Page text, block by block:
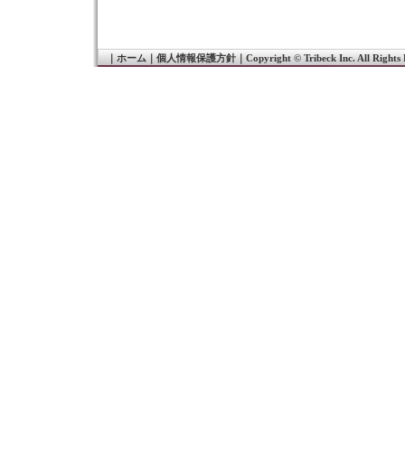
ホーム｜ 個人情報保護方針｜ Copyright © Tribeck Inc. All Rights